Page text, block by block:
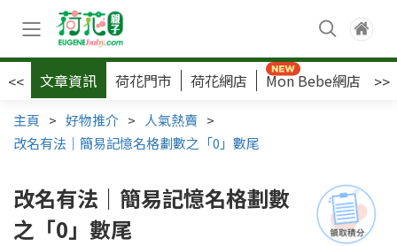
<< 文章資訊 荷花門市 荷花網店 Mon Bebe網店 >>
主頁 > 好物推介 > 人氣熱賣 >
改名有法｜簡易記憶名格劃數之「0」數尾
改名有法｜簡易記憶名格劃數
之「0」數尾